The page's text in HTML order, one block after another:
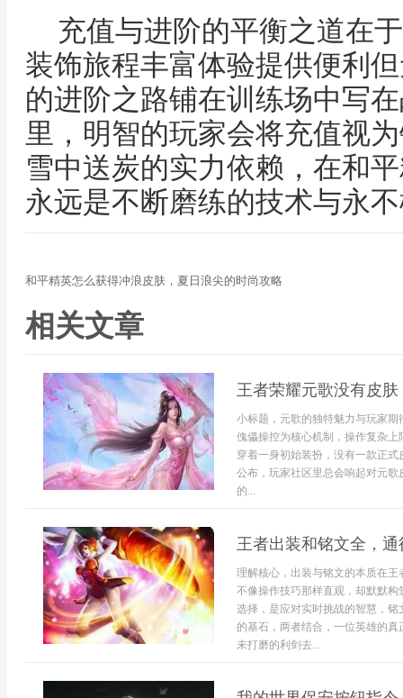
充值与进阶的平衡之道在
装饰旅程丰富体验提供便利
的进阶之路铺在训练场中写
里，明智的玩家会将充值视
雪中送炭的实力依赖，在和
永远是不断磨练的技术与永
和平精英怎么获得冲浪皮肤，夏日浪尖的时尚攻略
相关文章
王者荣耀元歌没有皮
小标题，元歌的独特魅力与玩家
傀儡操控为核心机制，操作复杂
穿着一身初始装扮，没有一款正
公布，玩家社区里总会响起对元
的...
王者出装和铭文全，
理解核心，出装与铭文的本质在
不像操作技巧那样直观，却默默
选择，是应对实时挑战的智慧，
的基石，两者结合，一位英雄的
未打磨的利剑去...